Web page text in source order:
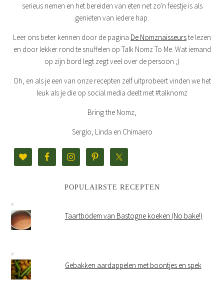
serieus nemen en het bereiden van eten net zo'n feestje is als
genieten van iedere hap.
Leer ons beter kennen door de pagina De Nomznaisseurste lezen
en door lekker rond te snuffelen op Talk Nomz To Me. Wat iemand
op zijn bord legt zegt veel over de persoon ;)
Oh, en als je een van onze recepten zelf uitprobeert vinden we het
leuk als je die op social media deelt met #talknomz
Bring the Nomz,
Sergio, Linda en Chimaero
POPULAIRSTE RECEPTEN
Taartbodem van Bastogne koeken (No bake!)
Gebakken aardappelen met boontjes en spek